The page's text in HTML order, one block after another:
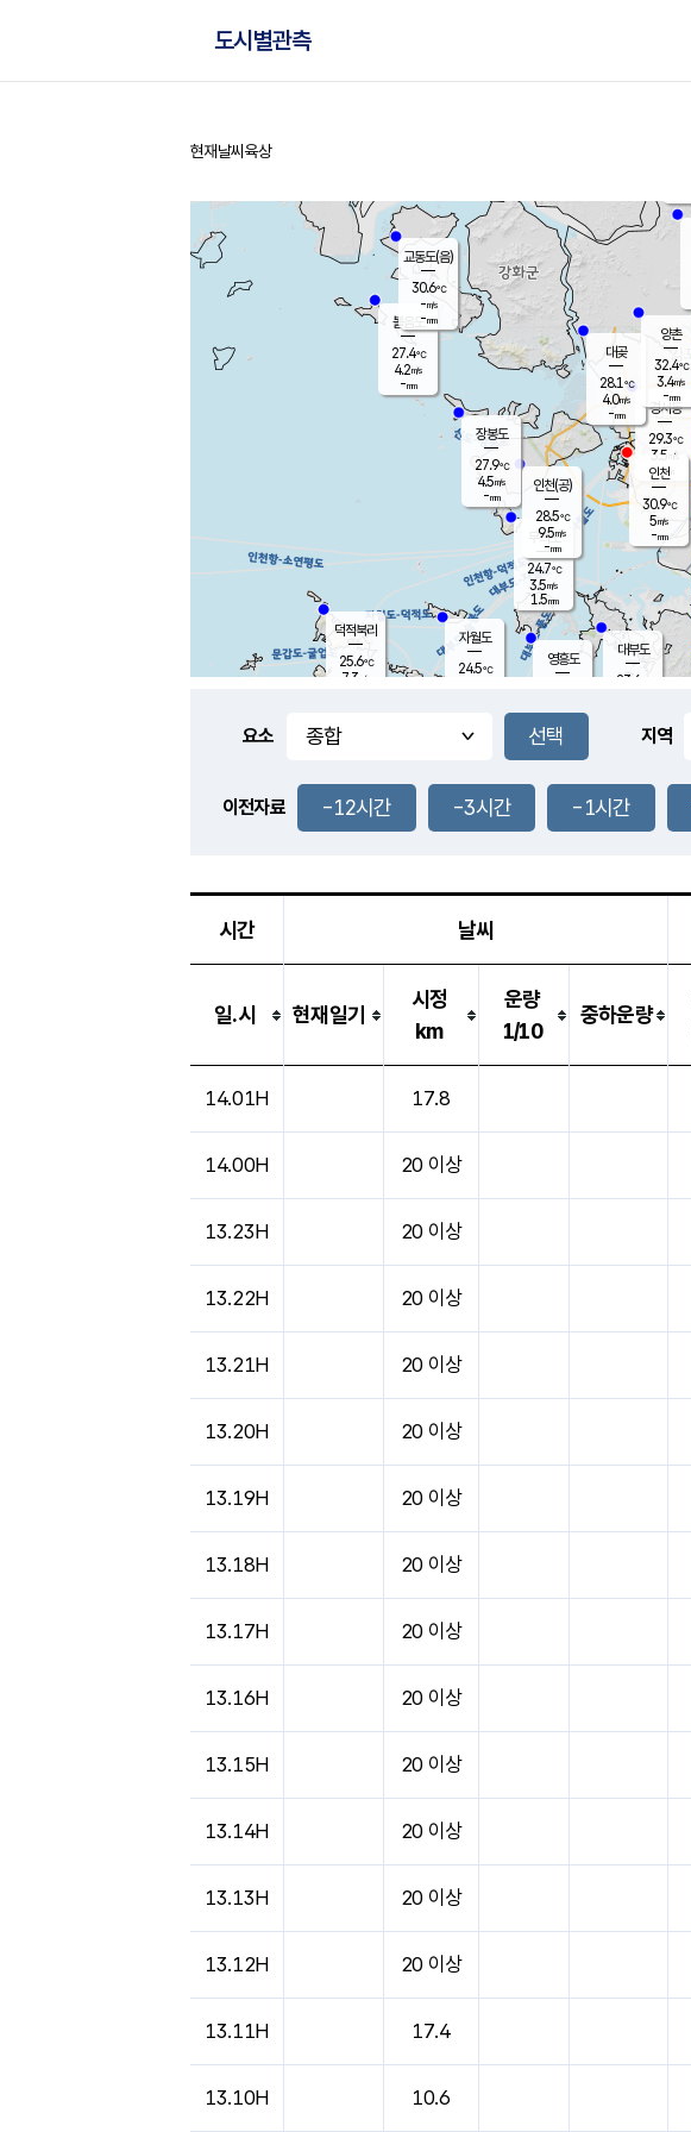
도시별관측
홈
현재날씨 육상
풍도
4.2m/s
무의도
24.7℃
3.5m/s
1.5mm
영흥도
볼음도
27.4℃
4.2m/s
-mm
자월도
24.5℃
장봉도
27.9℃
4.5m/s
-mm
대부도
23.6
-
경서동
29.3℃
3.5 m/s
-mm
대곶
28.1℃
4.0m/s
-mm
양촌
32.4℃
3.4m/s
-mm
덕적북리
25.6℃
7.3 m/s
인천(공)
28.5℃
9.5m/s
-mm
교동도(음)
30.6℃
-m/s
-mm
인천
30.9℃
5m/s
-mm
요소 지역
이전자료 -12시간 -3시간 -1시간
시간 날씨
일.시 현재일기
시정
km
운량
1/10
중하운량
14.01H 17.8
14.00H 20 이상
13.23H 20 이상
13.22H 20 이상
13.21H 20 이상
13.20H 20 이상
13.19H 20 이상
13.18H 20 이상
13.17H 20 이상
13.16H 20 이상
13.15H 20 이상
13.14H 20 이상
13.13H 20 이상
13.12H 20 이상
13.11H 17.4
13.10H 10.6